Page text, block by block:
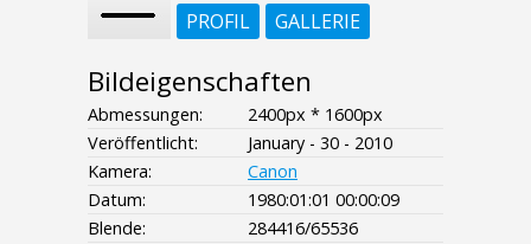
PROFIL
GALLERIE
Bildeigenschaften
Abmessungen:
2400px * 1600px
Veröffentlicht:
January - 30 - 2010
Kamera:
Canon
Datum:
1980:01:01 00:00:09
Blende:
284416/65536